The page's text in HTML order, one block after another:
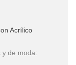
Acrílico
y de moda: